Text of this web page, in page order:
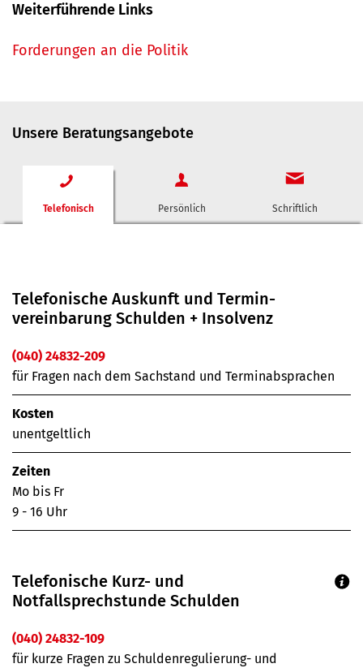
Weiterführende Links
Forderungen an die Politik
Unsere Beratungsangebote
Telefonisch Persönlich Schriftlich
Telefonische Auskunft und Termin­
vereinbarung Schulden + Insolvenz
(040) 24832-209
für Fragen nach dem Sachstand und Terminabsprachen
Kosten
unentgeltlich
Zeiten
Mo bis Fr
9 - 16 Uhr
Telefonische Kurz- und
Notfallsprechstunde Schulden
(040) 24832-109
für kurze Fragen zu Schuldenregulierung- und